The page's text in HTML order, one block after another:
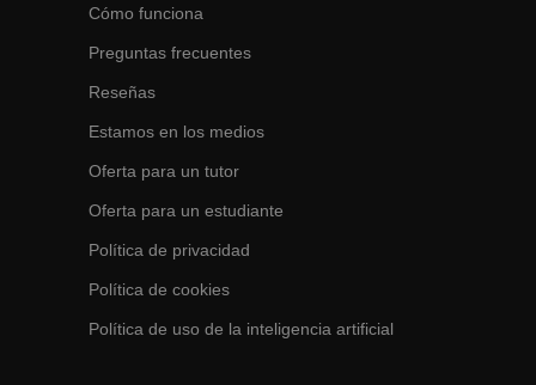
Cómo funciona
Preguntas frecuentes
Reseñas
Estamos en los medios
Oferta para un tutor
Oferta para un estudiante
Política de privacidad
Política de cookies
Política de uso de la inteligencia artificial